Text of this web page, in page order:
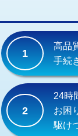
交換・取付(単
式）)
交換・取付(混
式・ワンホール
交換・取付(排
（P/S/ポップ
交換・取付（
1
高品
手続
2
24時
お困
駆け